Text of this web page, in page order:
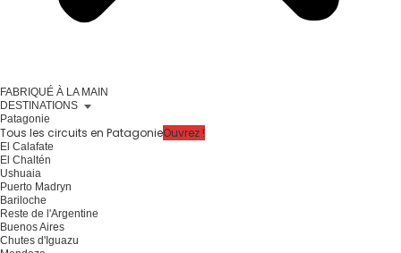
FABRIQUÉ À LA MAIN
DESTINATIONS
Patagonie
Tous les circuits en PatagonieOuvrez !
El Calafate
El Chaltén
Ushuaia
Puerto Madryn
Bariloche
Reste de l'Argentine
Buenos Aires
Chutes d'Iguazu